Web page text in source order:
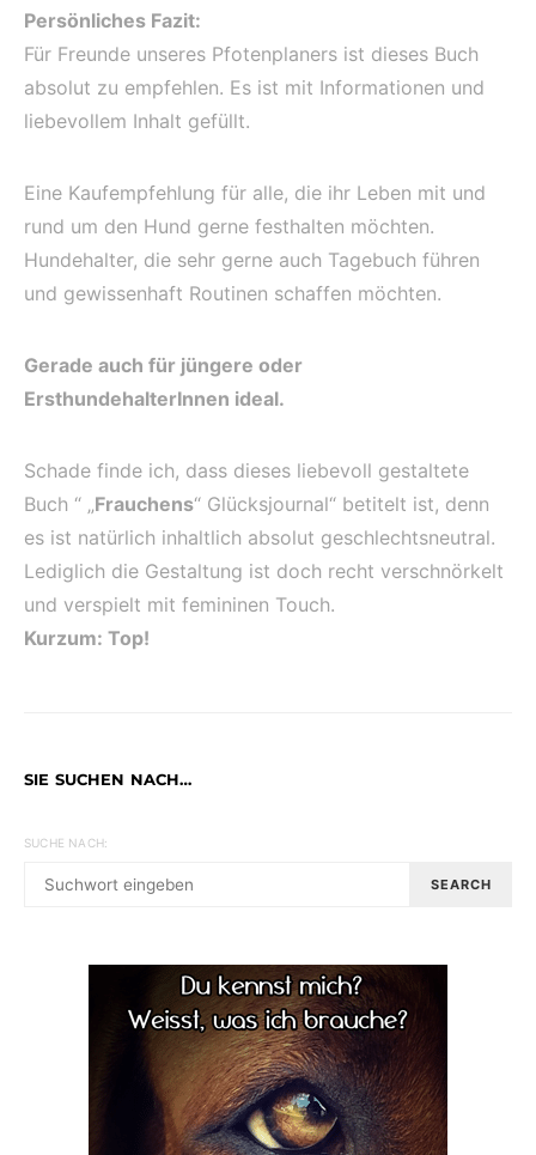
Persönliches Fazit:
Für Freunde unseres Pfotenplaners ist dieses Buch
absolut zu empfehlen. Es ist mit Informationen und
liebevollem Inhalt gefüllt.
Eine Kaufempfehlung für alle, die ihr Leben mit und
rund um den Hund gerne festhalten möchten.
Hundehalter, die sehr gerne auch Tagebuch führen
und gewissenhaft Routinen schaffen möchten.
Gerade auch für jüngere oder
ErsthundehalterInnen ideal.
Schade finde ich, dass dieses liebevoll gestaltete
Buch “ „Frauchens“ Glücksjournal“ betitelt ist, denn
es ist natürlich inhaltlich absolut geschlechtsneutral.
Lediglich die Gestaltung ist doch recht verschnörkelt
und verspielt mit femininen Touch.
Kurzum: Top!
SIE SUCHEN NACH…
SUCHE NACH:
SEARCH